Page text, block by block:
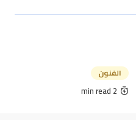
الفنون
2 min read